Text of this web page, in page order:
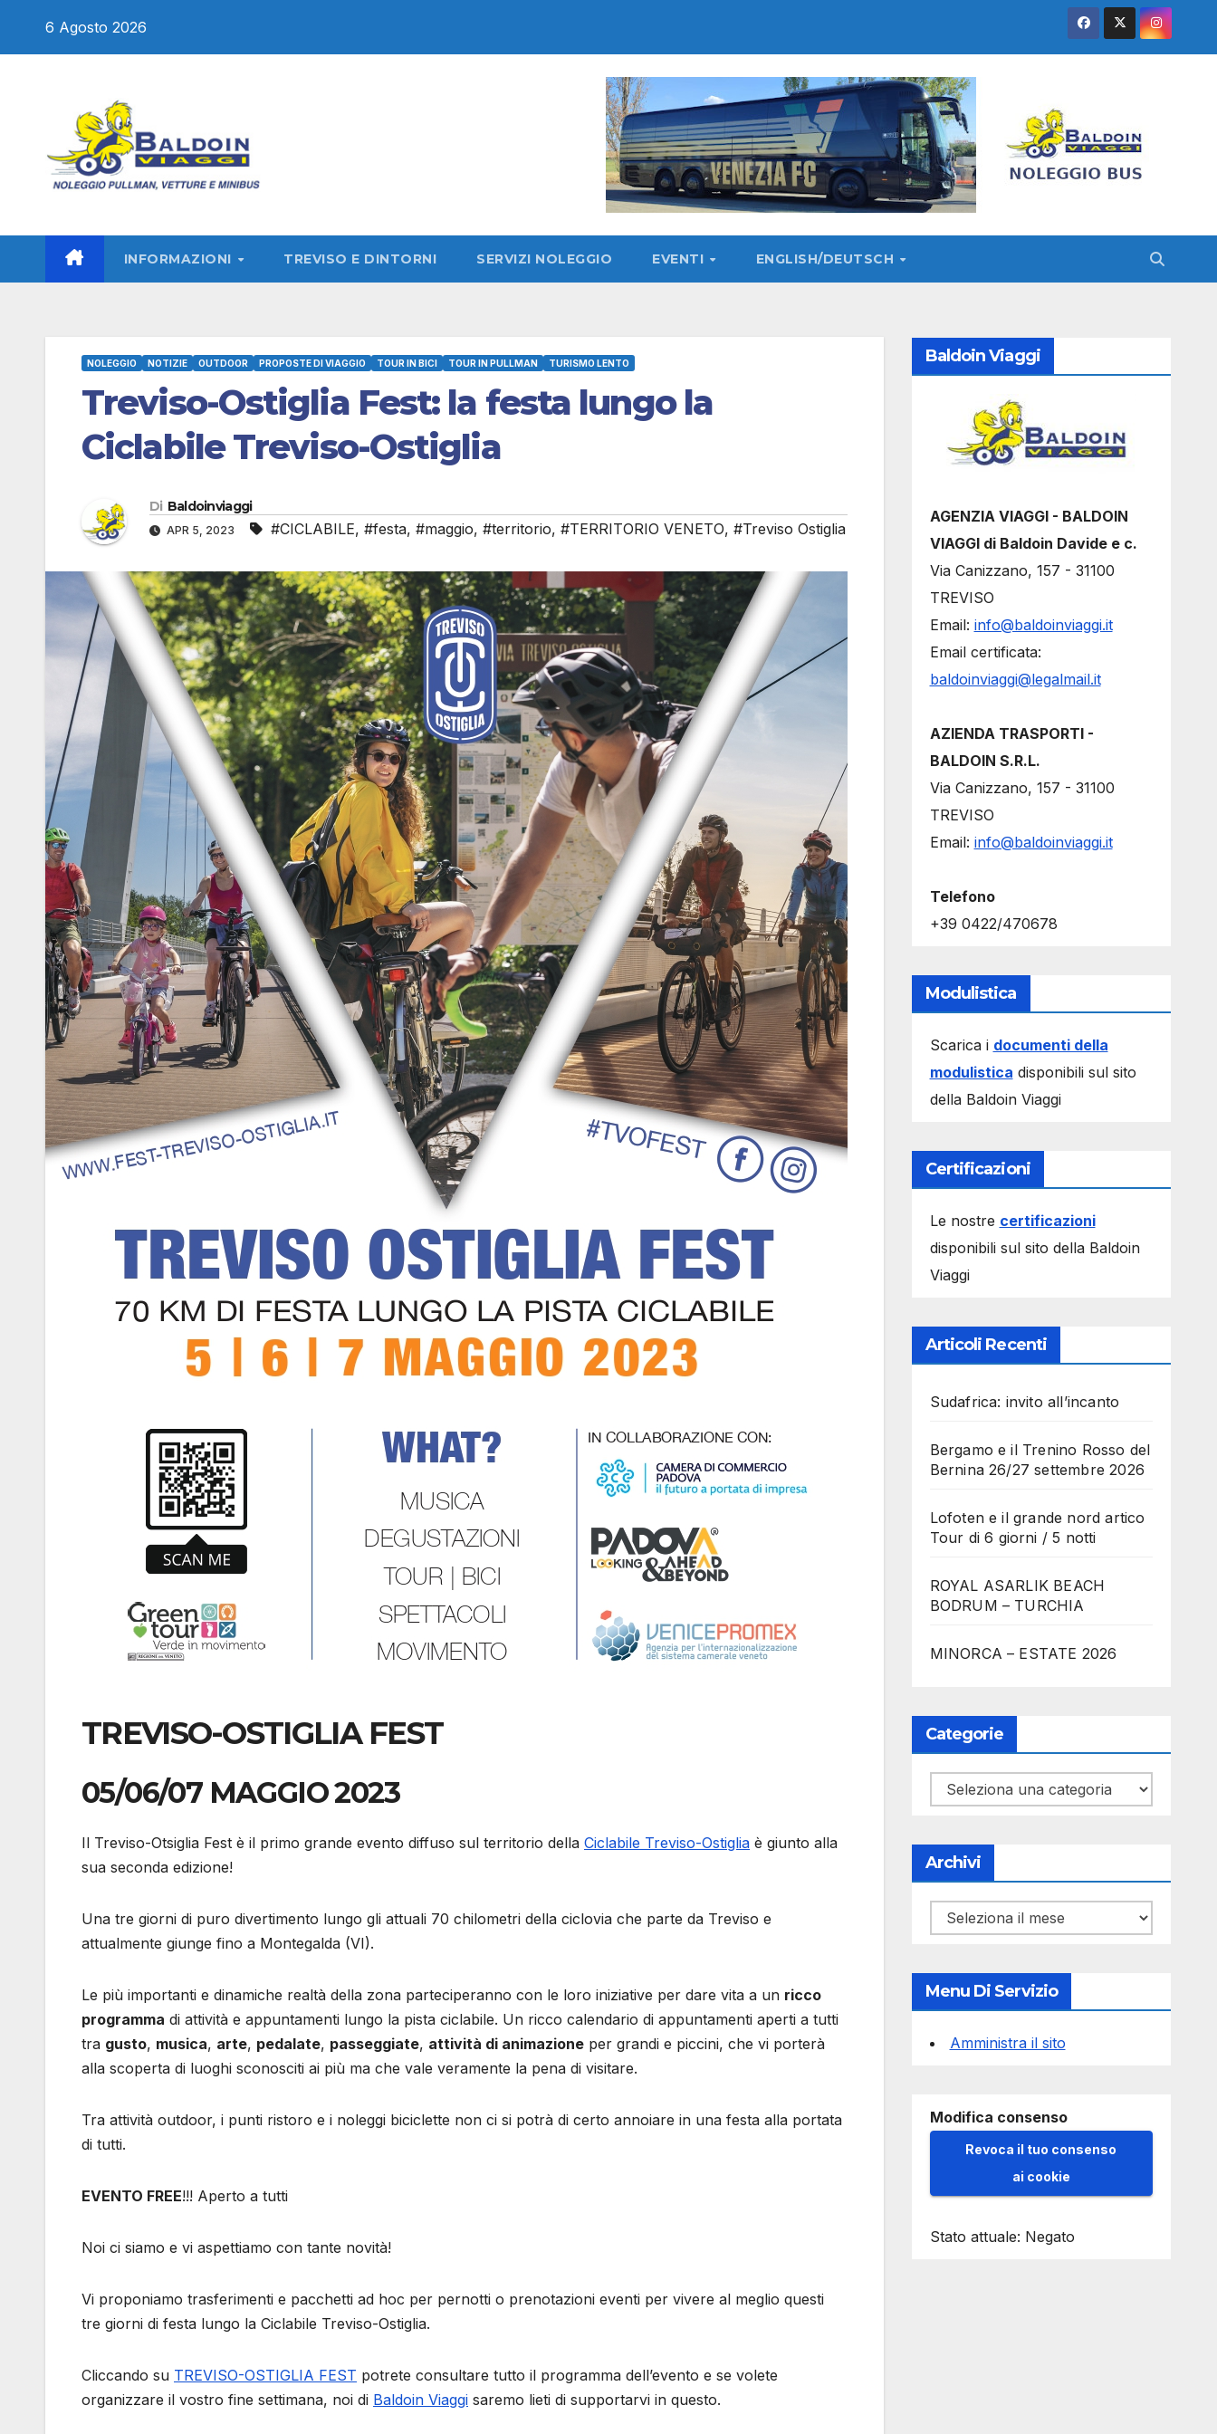
6 Agosto 2026
INFORMAZIONI TREVISO E DINTORNI SERVIZI NOLEGGIO EVENTI ENGLISH/DEUTSCH
NOLEGGIO NOTIZIE OUTDOOR PROPOSTE DI VIAGGIO TOUR IN BICI TOUR IN PULLMAN TURISMO LENTO
Treviso-Ostiglia Fest: la festa lungo la
Ciclabile Treviso-Ostiglia
Di Baldoinviaggi
APR 5, 2023 #CICLABILE, #festa, #maggio, #territorio, #TERRITORIO VENETO, #Treviso Ostiglia
TREVISO-OSTIGLIA FEST
05/06/07 MAGGIO 2023
Il Treviso-Otsiglia Fest è il primo grande evento diffuso sul territorio della Ciclabile Treviso-Ostiglia è giunto alla
sua seconda edizione!
Una tre giorni di puro divertimento lungo gli attuali 70 chilometri della ciclovia che parte da Treviso e
attualmente giunge fino a Montegalda (VI).
Le più importanti e dinamiche realtà della zona parteciperanno con le loro iniziative per dare vita a un ricco
programma di attività e appuntamenti lungo la pista ciclabile. Un ricco calendario di appuntamenti aperti a tutti
tra gusto, musica, arte, pedalate, passeggiate, attività di animazione per grandi e piccini, che vi porterà
alla scoperta di luoghi sconosciti ai più ma che vale veramente la pena di visitare.
Tra attività outdoor, i punti ristoro e i noleggi biciclette non ci si potrà di certo annoiare in una festa alla portata
di tutti.
EVENTO FREE!!! Aperto a tutti
Noi ci siamo e vi aspettiamo con tante novità!
Vi proponiamo trasferimenti e pacchetti ad hoc per pernotti o prenotazioni eventi per vivere al meglio questi
tre giorni di festa lungo la Ciclabile Treviso-Ostiglia.
Cliccando su TREVISO-OSTIGLIA FEST potrete consultare tutto il programma dell’evento e se volete
organizzare il vostro fine settimana, noi di Baldoin Viaggi saremo lieti di supportarvi in questo.
Baldoin Viaggi
AGENZIA VIAGGI - BALDOIN
VIAGGI di Baldoin Davide e c.
Via Canizzano, 157 - 31100
TREVISO
Email: info@baldoinviaggi.it
Email certificata:
baldoinviaggi@legalmail.it
AZIENDA TRASPORTI -
BALDOIN S.R.L.
Via Canizzano, 157 - 31100
TREVISO
Email: info@baldoinviaggi.it
Telefono
+39 0422/470678
Modulistica
Scarica i documenti della
modulistica disponibili sul sito
della Baldoin Viaggi
Certificazioni
Le nostre certificazioni
disponibili sul sito della Baldoin
Viaggi
Articoli Recenti
Sudafrica: invito all’incanto
Bergamo e il Trenino Rosso del
Bernina 26/27 settembre 2026
Lofoten e il grande nord artico
Tour di 6 giorni / 5 notti
ROYAL ASARLIK BEACH
BODRUM – TURCHIA
MINORCA – ESTATE 2026
Categorie
Categorie
Archivi
Archivi
Menu Di Servizio
Amministra il sito
Modifica consenso
Revoca il tuo consenso
ai cookie
Stato attuale: Negato